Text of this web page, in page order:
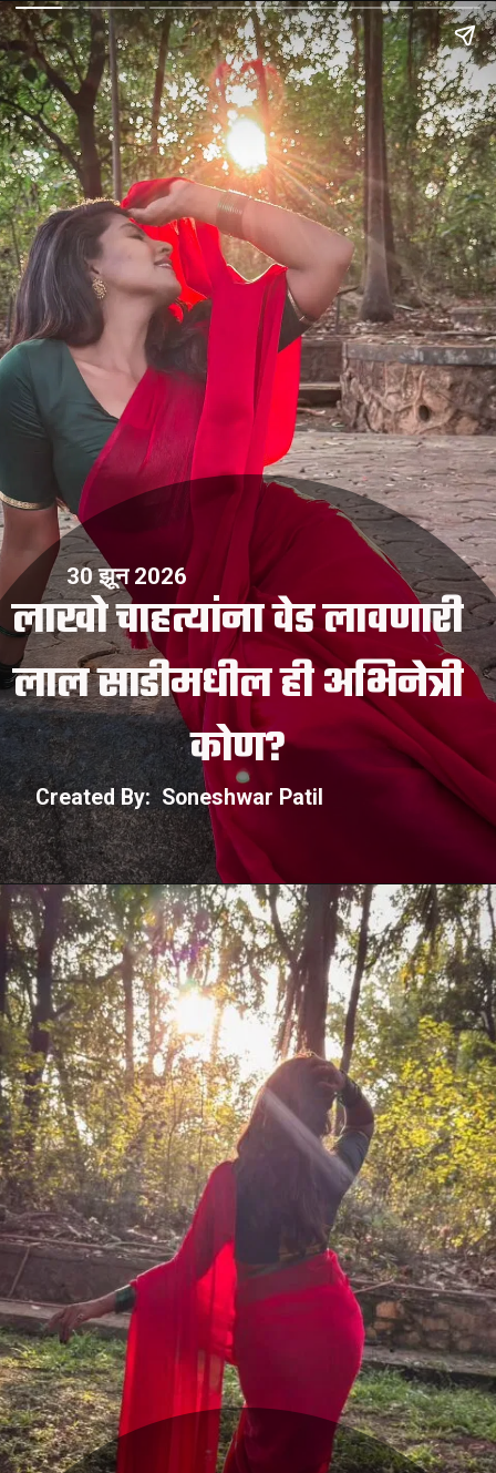
लाखो चाहत्यांना वेड लावणारी
लाल साडीमधील ही अभिनेत्री
कोण?
30 झून 2026
Created By: Soneshwar Patil